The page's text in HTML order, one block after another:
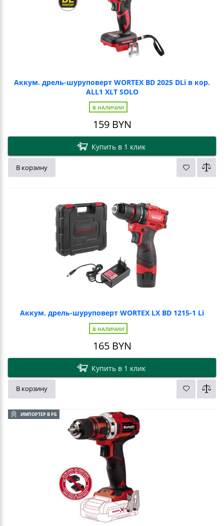
Аккум. дрель-шуруповерт WORTEX BD 2025 DLi в кор.
ALL1 XLT SOLO
В НАЛИЧИИ
159BYN
Купить в 1 клик
В корзину
Аккум. дрель-шуруповерт WORTEX LX BD 1215-1 Li
В НАЛИЧИИ
165BYN
Купить в 1 клик
В корзину
ИМПОРТЕР В РБ